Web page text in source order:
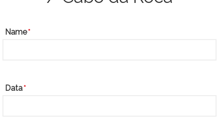
Name
Data